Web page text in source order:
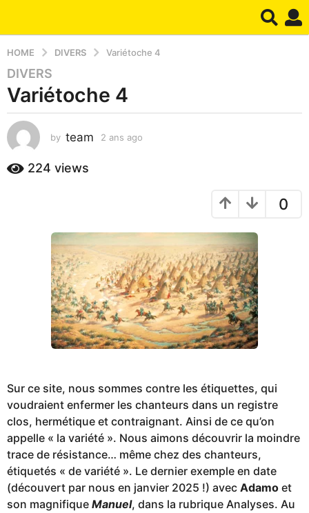
HOME DIVERS Variétoche 4
2
a
s
a
o
DIVERS
Variétoche 4
by team 2 ans ago
224 views
0
Sur ce site, nous sommes contre les étiquettes, qui
voudraient enfermer les chanteurs dans un registre
clos, hermétique et contraignant. Ainsi de ce qu’on
appelle « la variété ». Nous aimons découvrir la moindre
trace de résistance… même chez des chanteurs,
étiquetés « de variété ». Le dernier exemple en date
(découvert par nous en janvier 2025 !) avec Adamo et
son magnifique Manuel, dans la rubrique Analyses. Au